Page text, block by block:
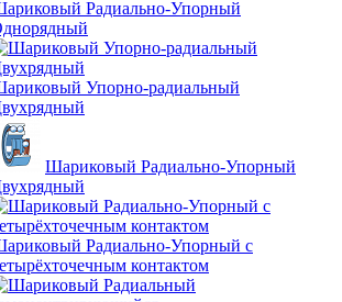
Радиально-Упорный
Упорно-радиальный
Шариковый Радиально-Упорный
Радиально-Упорный с
контактом